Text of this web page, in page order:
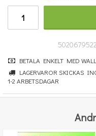
BETALA ENKELT MED
LAGERVAROR SKICKAS
1-2 ARBETSDAGAR